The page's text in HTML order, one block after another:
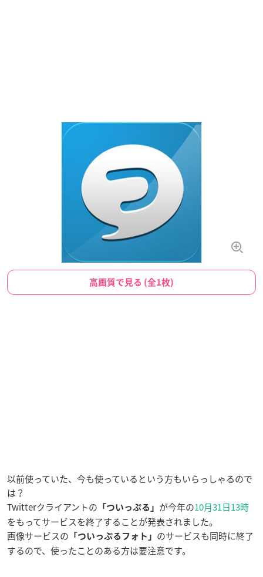
高画質で見る (全1枚)
以前使っていた、今も使っているという方もいらっしゃるので
は？
Twitterクライアントの 「ついっぷる」 が今年の10月31日13時
をもってサービスを終了することが発表されました。
画像サービスの 「ついっぷるフォト」 のサービスも同時に終了
するので、使ったことのある方は要注意です。